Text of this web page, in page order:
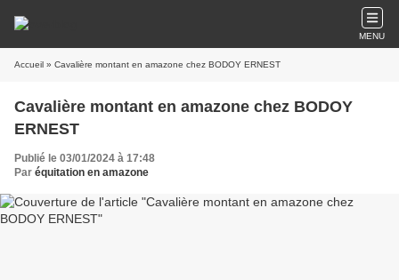
MENU
Accueil » Cavalière montant en amazone chez BODOY ERNEST
Cavalière montant en amazone chez BODOY
ERNEST
Publié le 03/01/2024 à 17:48
Par équitation en amazone